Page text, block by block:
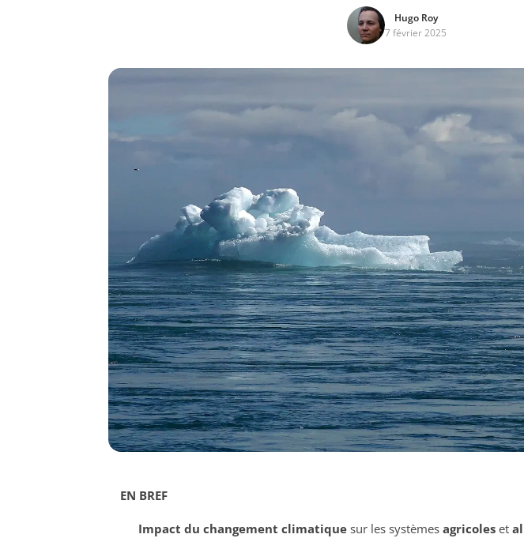
Hugo Roy
7 février 2025
EN BREF
Impact du changement climatiquesur les systèmes agricoleset